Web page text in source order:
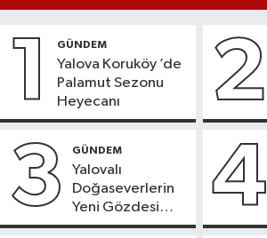
1 GÜNDEM
Yalova Koruköy ’de
Palamut Sezonu
Heyecanı
2
3 GÜNDEM
Yalovalı
Doğaseverlerin
Yeni Gözdesi
Bolu'daki Meyve
4